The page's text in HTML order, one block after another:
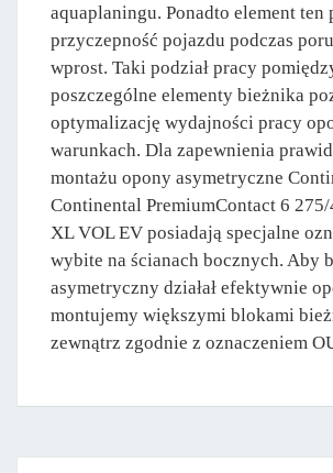
aquaplaningu. Ponadto element ten
przyczepność pojazdu podczas
wprost. Taki podział pracy
poszczególne elementy bieżnika
optymalizację wydajności pracy
warunkach. Dla zapewnienia
montażu opony asymetryczne
Continental PremiumContact 6
XL VOL EV posiadają specjalne
wybite na ścianach bocznych. Aby
asymetryczny działał efektywnie
montujemy większymi blokami
zewnątrz zgodnie z oznaczeniem